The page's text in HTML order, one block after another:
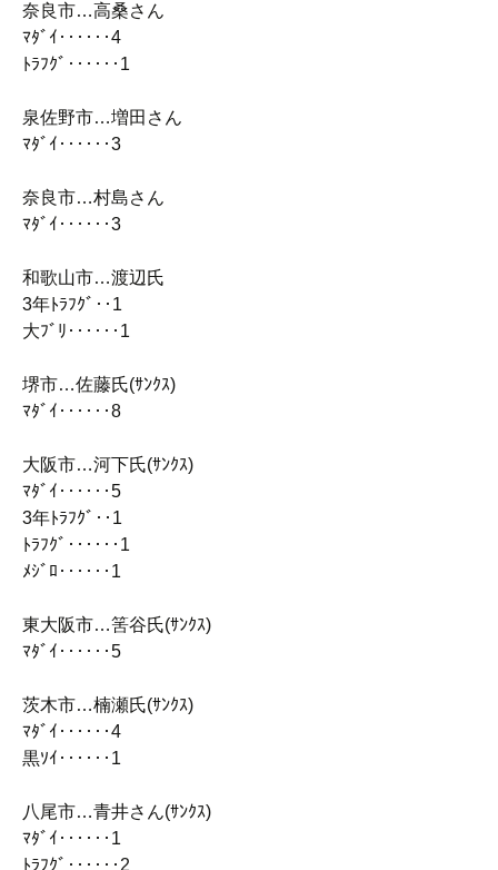
奈良市…高桑さん
ﾏﾀﾞｲ‥‥‥4
ﾄﾗﾌｸﾞ‥‥‥1
泉佐野市…増田さん
ﾏﾀﾞｲ‥‥‥3
奈良市…村島さん
ﾏﾀﾞｲ‥‥‥3
和歌山市…渡辺氏
3年ﾄﾗﾌｸﾞ‥1
大ﾌﾞﾘ‥‥‥1
堺市…佐藤氏(ｻﾝｸｽ)
ﾏﾀﾞｲ‥‥‥8
大阪市…河下氏(ｻﾝｸｽ)
ﾏﾀﾞｲ‥‥‥5
3年ﾄﾗﾌｸﾞ‥1
ﾄﾗﾌｸﾞ‥‥‥1
ﾒｼﾞﾛ‥‥‥1
東大阪市…筈谷氏(ｻﾝｸｽ)
ﾏﾀﾞｲ‥‥‥5
茨木市…楠瀬氏(ｻﾝｸｽ)
ﾏﾀﾞｲ‥‥‥4
黒ｿｲ‥‥‥1
八尾市…青井さん(ｻﾝｸｽ)
ﾏﾀﾞｲ‥‥‥1
ﾄﾗﾌｸﾞ‥‥‥2